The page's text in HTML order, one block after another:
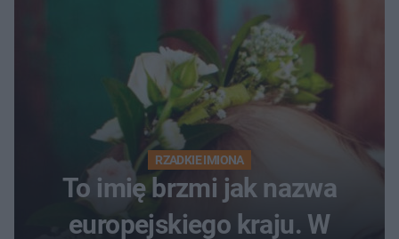
RZADKIE IMIONA
To imię brzmi jak nazwa
europejskiego kraju. W